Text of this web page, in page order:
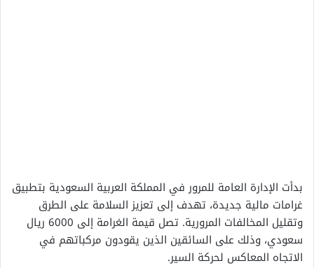
بدأت الإدارة العامة للمرور في المملكة العربية السعودية بتطبيق
غرامات مالية جديدة، تهدف إلى تعزيز السلامة على الطرق
وتقليل المخالفات المرورية. تصل قيمة الغرامة إلى 6000 ريال
سعودي، وذلك على السائقين الذين يقودون مركباتهم في
الاتجاه المعاكس لحركة السير.